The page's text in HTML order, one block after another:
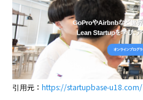
引用元： https://startupbase-u18.com/